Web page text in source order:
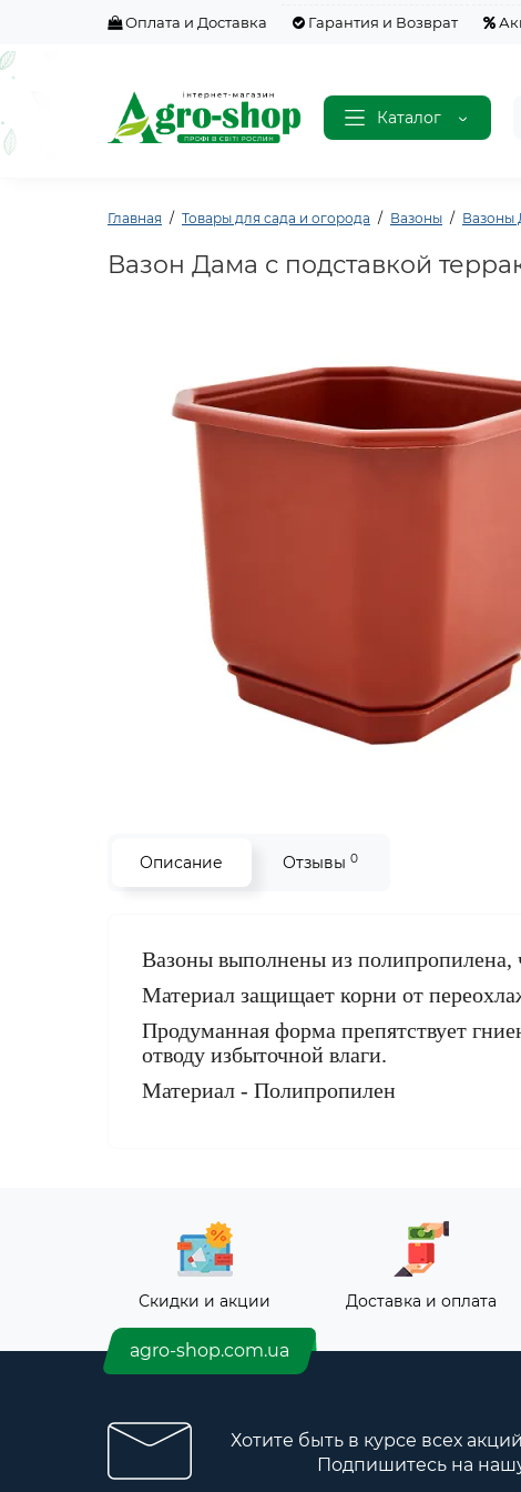
Оплата и Доставка Гарантия и Возврат
Каталог
Главная Товары для сада и огорода Вазоны Вазоны
Вазон Дама с подставкой
Описание Отзывы 0
Вазоны выполнены из полипропилена,
Материал защищает корни от
Продуманная форма препятствует
отводу избыточной влаги.
Материал - Полипропилен
Скидки и акции Доставка и оплата
agro-shop.com.ua
Хотите быть в курсе всех
Подпишитесь на